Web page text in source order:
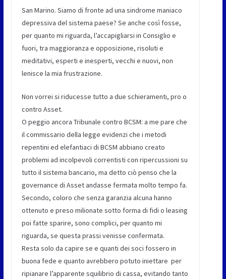
San Marino. Siamo di fronte ad una sindrome maniaco
depressiva del sistema paese? Se anche così fosse,
per quanto mi riguarda, l’accapigliarsi in Consiglio e
fuori, tra maggioranza e opposizione, risoluti e
meditativi, esperti e inesperti, vecchi e nuovi, non
lenisce la mia frustrazione.
Non vorrei si riducesse tutto a due schieramenti, pro o
contro Asset.
O peggio ancora Tribunale contro BCSM: a me pare che
il commissario della legge evidenzi che i metodi
repentini ed elefantiaci di BCSM abbiano creato
problemi ad incolpevoli correntisti con ripercussioni su
tutto il sistema bancario, ma detto ciò penso che la
governance di Asset andasse fermata molto tempo fa.
Secondo, coloro che senza garanzia alcuna hanno
ottenuto e preso milionate sotto forma di fidi o leasing
poi fatte sparire, sono complici, per quanto mi
riguarda, se questa prassi venisse confermata.
Resta solo da capire se e quanti dei soci fossero in
buona fede e quanto avrebbero potuto iniettare per
ripianare l’apparente squilibrio di cassa, evitando tanto